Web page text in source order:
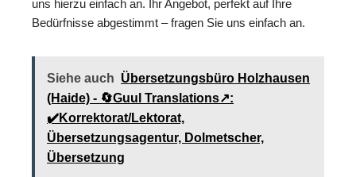
uns hierzu einfach an. Ihr Angebot, perfekt auf Ihre
Bedürfnisse abgestimmt – fragen Sie uns einfach an.
Siehe auch Übersetzungsbüro Holzhausen
(Haide) - 🔄Guul Translations↗️:
✔️Korrektorat/Lektorat,
Übersetzungsagentur, Dolmetscher,
Übersetzung